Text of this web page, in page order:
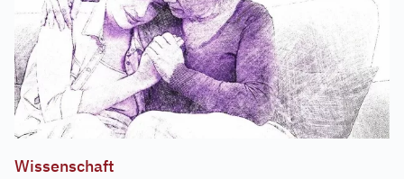
Wissenschaft